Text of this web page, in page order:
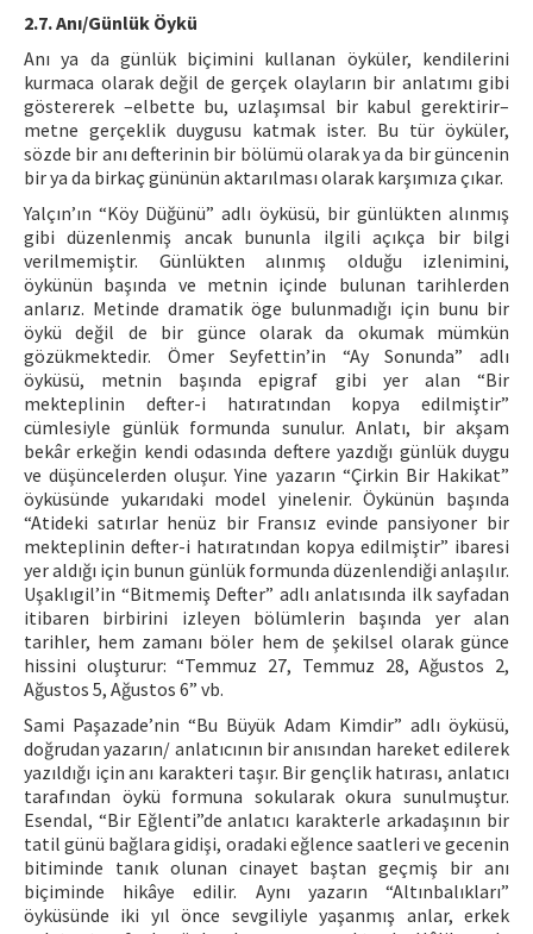
2.7. Anı/Günlük Öykü
Anı ya da günlük biçimini kullanan öyküler, kendilerini
kurmaca olarak değil de gerçek olayların bir anlatımı gibi
göstererek –elbette bu, uzlaşımsal bir kabul gerektirir–
metne gerçeklik duygusu katmak ister. Bu tür öyküler,
sözde bir anı defterinin bir bölümü olarak ya da bir güncenin
bir ya da birkaç gününün aktarılması olarak karşımıza çıkar.
Yalçın’ın “Köy Düğünü” adlı öyküsü, bir günlükten alınmış
gibi düzenlenmiş ancak bununla ilgili açıkça bir bilgi
verilmemiştir. Günlükten alınmış olduğu izlenimini,
öykünün başında ve metnin içinde bulunan tarihlerden
anlarız. Metinde dramatik öge bulunmadığı için bunu bir
öykü değil de bir günce olarak da okumak mümkün
gözükmektedir. Ömer Seyfettin’in “Ay Sonunda” adlı
öyküsü, metnin başında epigraf gibi yer alan “Bir
mekteplinin defter-i hatıratından kopya edilmiştir”
cümlesiyle günlük formunda sunulur. Anlatı, bir akşam
bekâr erkeğin kendi odasında deftere yazdığı günlük duygu
ve düşüncelerden oluşur. Yine yazarın “Çirkin Bir Hakikat”
öyküsünde yukarıdaki model yinelenir. Öykünün başında
“Atideki satırlar henüz bir Fransız evinde pansiyoner bir
mekteplinin defter-i hatıratından kopya edilmiştir” ibaresi
yer aldığı için bunun günlük formunda düzenlendiği anlaşılır.
Uşaklıgil’in “Bitmemiş Defter” adlı anlatısında ilk sayfadan
itibaren birbirini izleyen bölümlerin başında yer alan
tarihler, hem zamanı böler hem de şekilsel olarak günce
hissini oluşturur: “Temmuz 27, Temmuz 28, Ağustos 2,
Ağustos 5, Ağustos 6” vb.
Sami Paşazade’nin “Bu Büyük Adam Kimdir” adlı öyküsü,
doğrudan yazarın/ anlatıcının bir anısından hareket edilerek
yazıldığı için anı karakteri taşır. Bir gençlik hatırası, anlatıcı
tarafından öykü formuna sokularak okura sunulmuştur.
Esendal, “Bir Eğlenti”de anlatıcı karakterle arkadaşının bir
tatil günü bağlara gidişi, oradaki eğlence saatleri ve gecenin
bitiminde tanık olunan cinayet baştan geçmiş bir anı
biçiminde hikâye edilir. Aynı yazarın “Altınbalıkları”
öyküsünde iki yıl önce sevgiliyle yaşanmış anlar, erkek